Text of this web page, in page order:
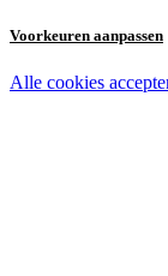
Voorkeuren aanpassen
Noodzakelijke
Alle cookies